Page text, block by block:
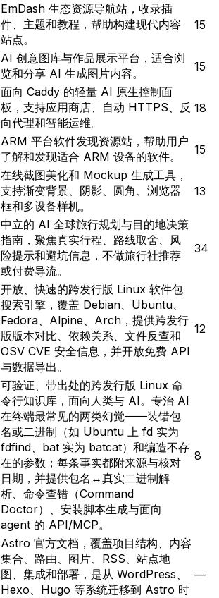
EmDash 生态资源导航站，收录插
件、主题和教程，帮助构建现代内容
站点。
15
AI 创意图库与作品展示平台，适合浏
览和分享 AI 生成图片内容。
15
面向 Caddy 的轻量 AI 原生控制面
板，支持应用商店、自动 HTTPS、反
向代理和智能运维。
18
ARM 平台软件发现资源站，帮助用户
了解和发现适合 ARM 设备的软件。
15
在线截图美化和 Mockup 生成工具，
支持渐变背景、阴影、圆角、浏览器
框和多设备样机。
13
中立的 AI 全球旅行规划与目的地决策
指南，聚焦真实行程、路线取舍、风
险提示和避坑信息，不做旅行社推荐
或付费导流。
34
开放、快速的跨发行版 Linux 软件包
搜索引擎，覆盖 Debian、Ubuntu、
Fedora、Alpine、Arch，提供跨发行
版版本对比、依赖关系、文件反查和
OSV CVE 安全信息，并开放免费 API
与数据导出。
12
可验证、带出处的跨发行版 Linux 命
令行知识库，面向人类与 AI。专治 AI
在终端最常见的两类幻觉——装错包
名或二进制（如 Ubuntu 上 fd 实为
fdfind、bat 实为 batcat）和编造不存
在的参数；每条事实都附来源与核对
日期，并提供包名↔真实二进制解
析、命令查错（Command
Doctor）、安装脚本生成与面向
agent 的 API/MCP。
8
Astro 官方文档，覆盖项目结构、内容
集合、路由、图片、RSS、站点地
图、集成和部署，是从 WordPress、
Hexo、Hugo 等系统迁移到 Astro 时
—